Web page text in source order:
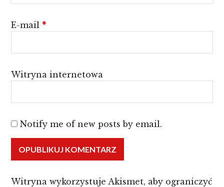
E-mail *
Witryna internetowa
Notify me of new posts by email.
Witryna wykorzystuje Akismet, aby ograniczyć